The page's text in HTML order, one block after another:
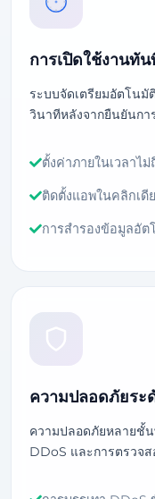
การเปิดใช้งานทั
ระบบจัดเตรียมอัตโนมั
วินาทีหลังจากยืนยันกา
ตั้งค่าภายในเวลาไ
ติดตั้งแอพในคลิกเดี
การสำรองข้อมูลอัต
ความปลอดภัยระ
ความปลอดภัยหลายชั้
DDoS และการตรวจ